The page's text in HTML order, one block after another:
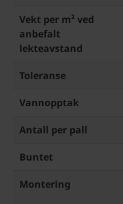
Vekt per m² ved
anbefalt
lekteavstand
Toleranse
Vannopptak
Antall per pall
Buntet
Montering